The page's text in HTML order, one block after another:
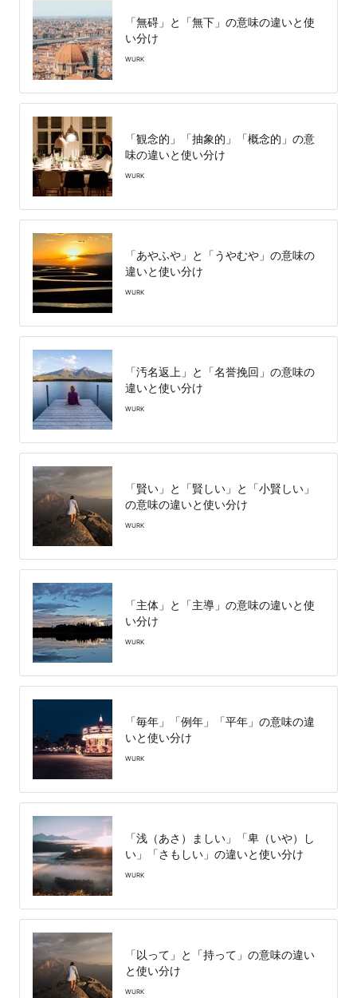
「無碍」と「無下」の意味の違いと使
い分け
WURK
「観念的」「抽象的」「概念的」の意
味の違いと使い分け
WURK
「あやふや」と「うやむや」の意味の
違いと使い分け
WURK
「汚名返上」と「名誉挽回」の意味の
違いと使い分け
WURK
「賢い」と「賢しい」と「小賢しい」
の意味の違いと使い分け
WURK
「主体」と「主導」の意味の違いと使
い分け
WURK
「毎年」「例年」「平年」の意味の違
いと使い分け
WURK
「浅（あさ）ましい」「卑（いや）し
い」「さもしい」の違いと使い分け
WURK
「以って」と「持って」の意味の違い
と使い分け
WURK